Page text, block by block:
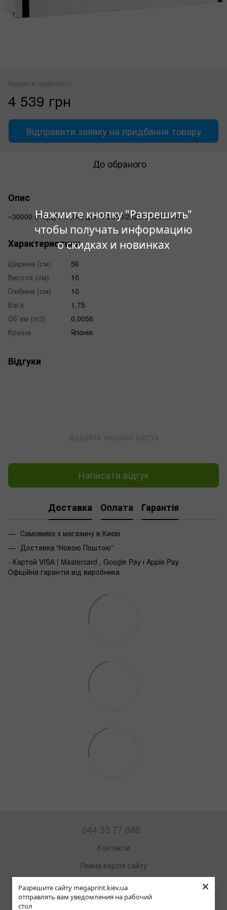
Разрешите сайту megaprint.kiev.ua
отправлять вам уведомления на рабочий
стол
×
Нажмите кнопку "Разрешить"
чтобы получать информацию
о скидках и новинках
Немає в наявності
4 539 грн
Відправити заявку на придбання товару
До обраного
Опис
~30000 стор@5% (A4) для IR2600/2625i/2630i/2645i
Характеристики
Ширина (см)
56
Висота (см)
10
Глибина (см)
10
Вага
1,75
Об`єм (m3)
0,0056
Країна
Японія
Відгуки
Написати відгук
Доставка Оплата Гарантія
Самовивіз з магазину в Києві
Доставка “Новою Поштою”
- Картой VISA | Mastercard , Google Pay і Apple Pay
Офіційна гарантія від виробника
044 33 77 888
Контакти
Повна версія сайту
Мапа сайту
© 2002—2026